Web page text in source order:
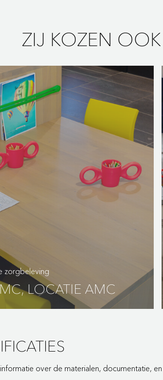
ZIJ KOZEN
zorgbeleving
LOCATIE AMC
over de materialen, documentatie,